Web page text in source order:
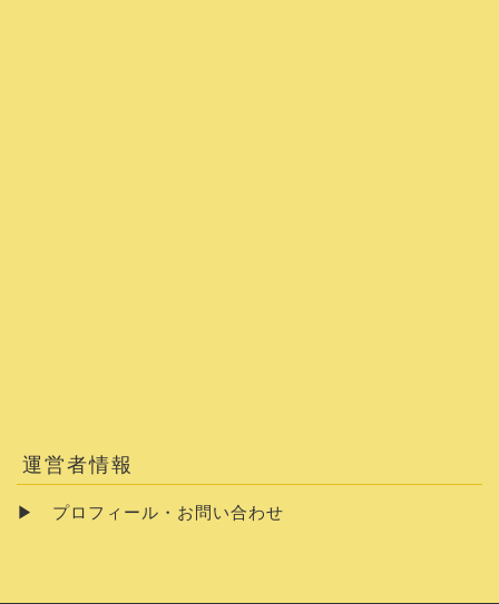
運営者情報
▶ プロフィール・お問い合わせ